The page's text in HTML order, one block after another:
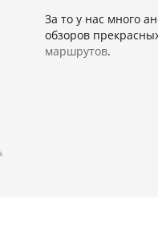
За то у нас много
обзоров
маршрутов.